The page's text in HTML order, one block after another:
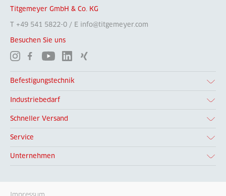
Titgemeyer GmbH & Co. KG
T +49 541 5822-0 / E info@titgemeyer.com
Besuchen Sie uns
Befestigungstechnik
Industriebedarf
Schneller Versand
Service
Unternehmen